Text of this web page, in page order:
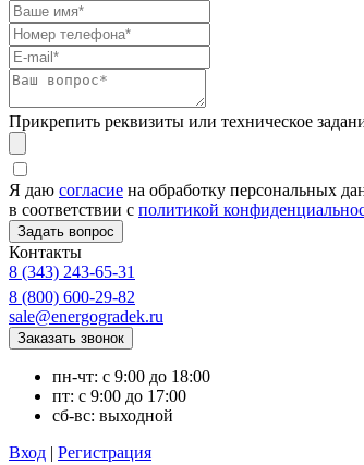
Прикрепить реквизиты или техническое
Я даю согласие на обработку персональных
в соответствии с политикой
Контакты
8 (343) 243-65-31
8 (800) 600-29-82
sale@energogradek.ru
пн-чт: с 9:00 до 18:00
пт: с 9:00 до 17:00
сб-вс: выходной
Вход | Регистрация